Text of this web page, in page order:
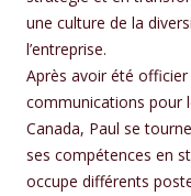
une culture de la
l’entreprise.
Après avoir été
communications pour
Canada, Paul se
ses compétences en
occupe différents